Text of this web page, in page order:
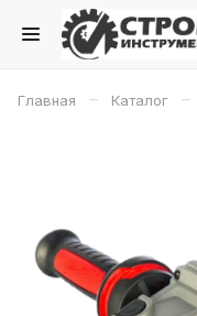
Главная – Каталог –